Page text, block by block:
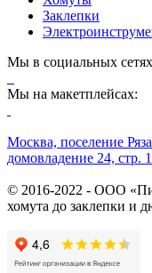
Заклепки
Мы в социальных
Мы на макетплейсах:
Москва, поселение
домовладение 24, стр. 1
© 2016-2022 - ООО
хомута до заклепки и